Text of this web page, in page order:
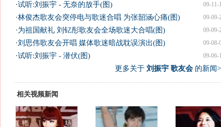
09-11-
·试听:刘振宇 - 无奈的放手(图)
09-09-
·林俊杰歌友会突停电与歌迷合唱 为张韶涵心痛(图)
09-09-
·为祖国献礼 刘钇彤歌友会全场歌迷大合唱(图)
09-08-
·刘思伟歌友会开唱 媒体歌迷暗战耽误演出(图)
09-06-
·试听:刘振宇 - 潜伏(图)
更多关于 刘振宇 歌友会的新闻
相关视频新闻